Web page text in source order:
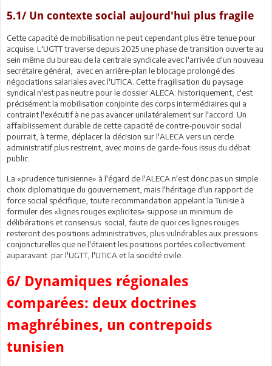
5.1/ Un contexte social aujourd'hui plus fragile
Cette capacité de mobilisation ne peut cependant plus être tenue pour
acquise. L'UGTT traverse depuis 2025 une phase de transition ouverte au
sein même du bureau de la centrale syndicale avec l'arrivée d'un nouveau
secrétaire général, avec en arrière-plan le blocage prolongé des
négociations salariales avec l'UTICA. Cette fragilisation du paysage
syndical n'est pas neutre pour le dossier ALECA: historiquement, c'est
précisément la mobilisation conjointe des corps intermédiaires qui a
contraint l'exécutif à ne pas avancer unilatéralement sur l'accord. Un
affaiblissement durable de cette capacité de contre-pouvoir social
pourrait, à terme, déplacer la décision sur l'ALECA vers un cercle
administratif plus restreint, avec moins de garde-fous issus du débat
public.
La «prudence tunisienne» à l'égard de l'ALECA n'est donc pas un simple
choix diplomatique du gouvernement, mais l'héritage d'un rapport de
force social spécifique, toute recommandation appelant la Tunisie à
formuler des «lignes rouges explicites» suppose un minimum de
délibérations et consensus social, faute de quoi ces lignes rouges
resteront des positions administratives, plus vulnérables aux pressions
conjoncturelles que ne l'étaient les positions portées collectivement
auparavant par l'UGTT, l'UTICA et la société civile.
6/ Dynamiques régionales
comparées: deux doctrines
maghrébines, un contrepoids
tunisien